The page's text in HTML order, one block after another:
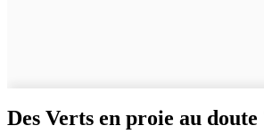
Des Verts en proie au doute